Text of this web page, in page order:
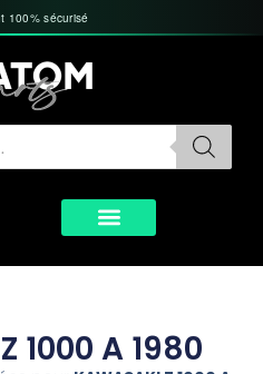
100% sécurisé
1000 A 1980